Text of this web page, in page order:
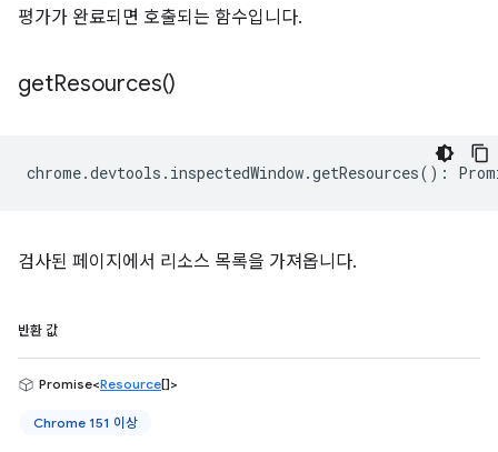
평가가 완료되면 호출되는 함수입니다.
getResources()
chrome.devtools . inspectedWindow.getResources() :
검사된 페이지에서 리소스 목록을 가져옵니다.
반환 값
Promise<Resource[]>
Chrome 151 이상